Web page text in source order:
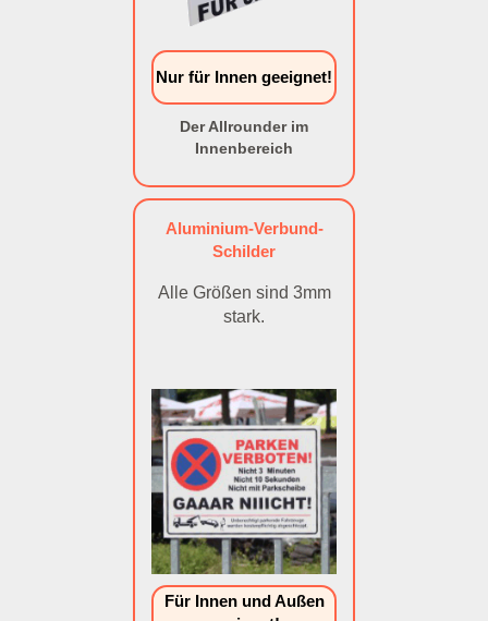
Nur für Innen geeignet!
Der Allrounder im
Innenbereich
Aluminium-Verbund-
Schilder
Alle Größen sind 3mm
stark.
Für Innen und Außen